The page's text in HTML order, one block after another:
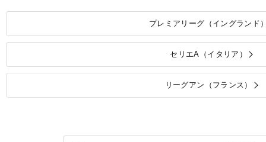
プレミアリーグ（イングランド
セリエA（イタリア）
リーグアン（フランス）